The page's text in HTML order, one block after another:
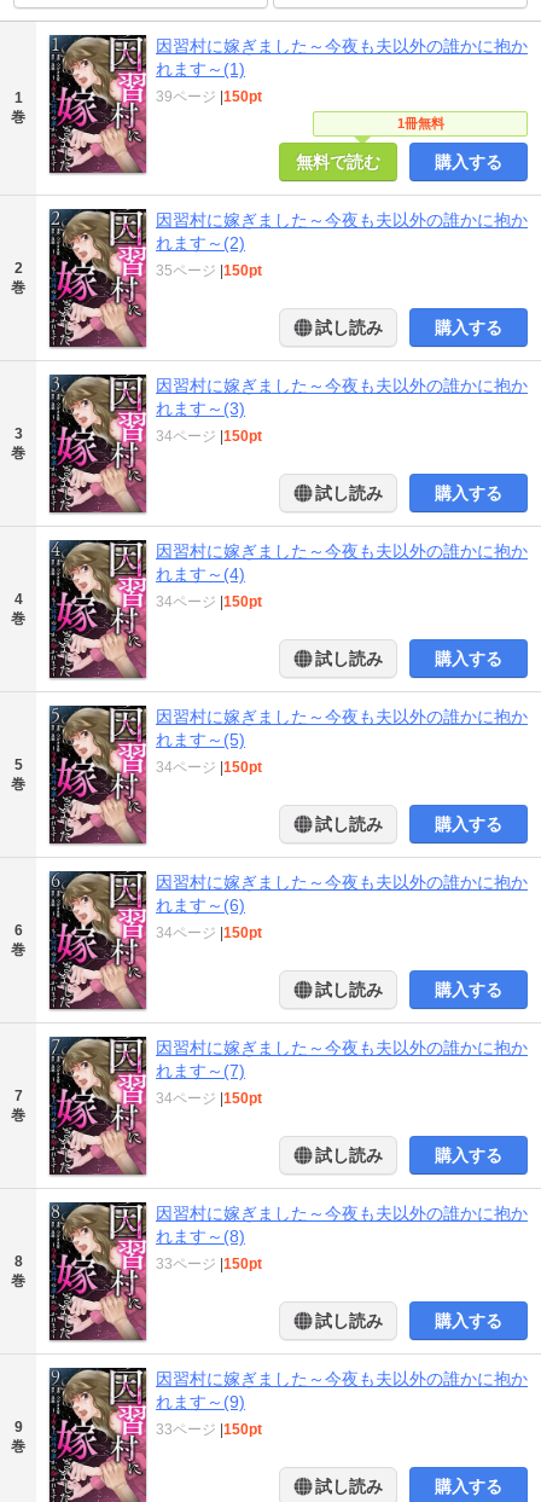
1
巻
因習村に嫁ぎました～今夜も夫以外の誰かに抱か
れます～(1)
1冊無料
39ページ 150pt
無料で読む 購入する
2
巻
因習村に嫁ぎました～今夜も夫以外の誰かに抱か
れます～(2)
35ページ 150pt
試し読み 購入する
3
巻
因習村に嫁ぎました～今夜も夫以外の誰かに抱か
れます～(3)
34ページ 150pt
試し読み 購入する
4
巻
因習村に嫁ぎました～今夜も夫以外の誰かに抱か
れます～(4)
34ページ 150pt
試し読み 購入する
5
巻
因習村に嫁ぎました～今夜も夫以外の誰かに抱か
れます～(5)
34ページ 150pt
試し読み 購入する
6
巻
因習村に嫁ぎました～今夜も夫以外の誰かに抱か
れます～(6)
34ページ 150pt
試し読み 購入する
7
巻
因習村に嫁ぎました～今夜も夫以外の誰かに抱か
れます～(7)
34ページ 150pt
試し読み 購入する
8
巻
因習村に嫁ぎました～今夜も夫以外の誰かに抱か
れます～(8)
33ページ 150pt
試し読み 購入する
9
巻
因習村に嫁ぎました～今夜も夫以外の誰かに抱か
れます～(9)
33ページ 150pt
試し読み 購入する